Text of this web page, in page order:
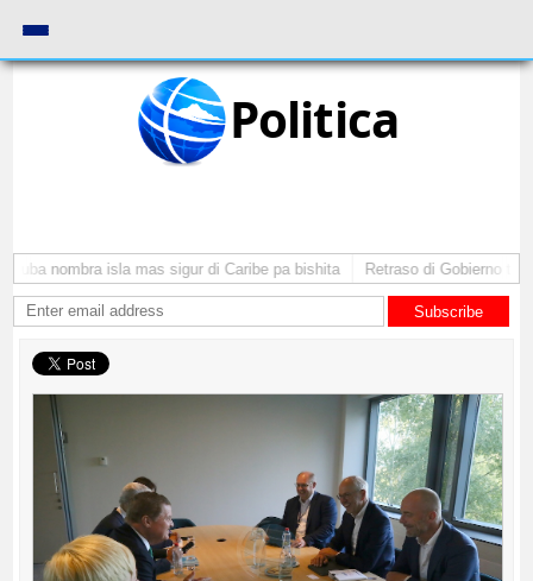
Politica
nombra isla mas sigur di Caribe pa bishita Retraso di Gobierno ta
Subscribe